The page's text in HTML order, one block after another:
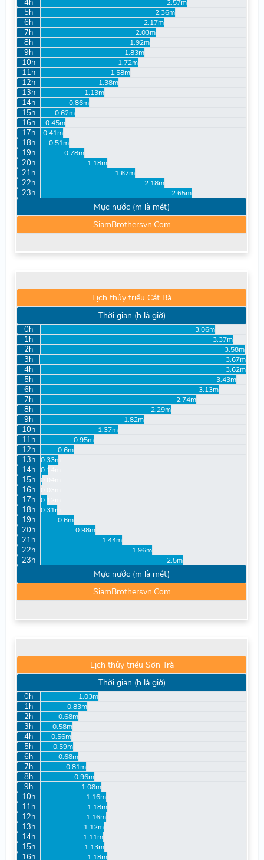
4h 2.57m
5h 2.36m
6h 2.17m
7h 2.03m
8h 1.92m
9h 1.83m
10h 1.72m
11h 1.58m
12h 1.38m
13h 1.13m
14h 0.86m
15h 0.62m
16h 0.45m
17h 0.41m
18h 0.51m
19h 0.78m
20h 1.18m
21h 1.67m
22h 2.18m
23h 2.65m
Mực nước (m là mét)
SiamBrothersvn.Com
Lịch thủy triều Cát Bà
Thời gian (h là giờ)
0h 3.06m
1h 3.37m
2h 3.58m
3h 3.67m
4h 3.62m
5h 3.43m
6h 3.13m
7h 2.74m
8h 2.29m
9h 1.82m
10h 1.37m
11h 0.95m
12h 0.6m
13h 0.33m
14h 0.14m
15h 0.04m
16h 0.03m
17h 0.12m
18h 0.31m
19h 0.6m
20h 0.98m
21h 1.44m
22h 1.96m
23h 2.5m
Mực nước (m là mét)
SiamBrothersvn.Com
Lịch thủy triều Sơn Trà
Thời gian (h là giờ)
0h 1.03m
1h 0.83m
2h 0.68m
3h 0.58m
4h 0.56m
5h 0.59m
6h 0.68m
7h 0.81m
8h 0.96m
9h 1.08m
10h 1.16m
11h 1.18m
12h 1.16m
13h 1.12m
14h 1.11m
15h 1.13m
16h 1.18m